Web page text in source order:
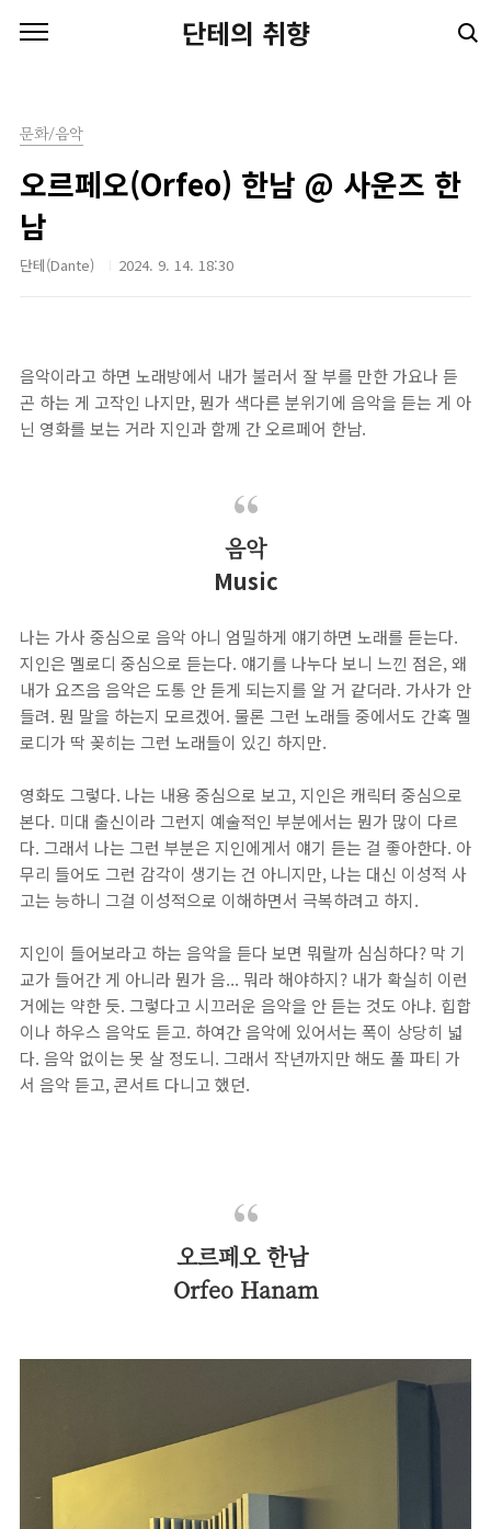
단테의 취향
문화/음악
오르페오(Orfeo) 한남 @ 사운즈 한
남
단테(Dante) 2024. 9. 14. 18:30
음악이라고 하면 노래방에서 내가 불러서 잘 부를 만한 가요나 듣
곤 하는 게 고작인 나지만, 뭔가 색다른 분위기에 음악을 듣는 게 아
닌 영화를 보는 거라 지인과 함께 간 오르페어 한남.
음악
Music
나는 가사 중심으로 음악 아니 엄밀하게 얘기하면 노래를 듣는다.
지인은 멜로디 중심으로 듣는다. 얘기를 나누다 보니 느낀 점은, 왜
내가 요즈음 음악은 도통 안 듣게 되는지를 알 거 같더라. 가사가 안
들려. 뭔 말을 하는지 모르겠어. 물론 그런 노래들 중에서도 간혹 멜
로디가 딱 꽂히는 그런 노래들이 있긴 하지만.
영화도 그렇다. 나는 내용 중심으로 보고, 지인은 캐릭터 중심으로
본다. 미대 출신이라 그런지 예술적인 부분에서는 뭔가 많이 다르
다. 그래서 나는 그런 부분은 지인에게서 얘기 듣는 걸 좋아한다. 아
무리 들어도 그런 감각이 생기는 건 아니지만, 나는 대신 이성적 사
고는 능하니 그걸 이성적으로 이해하면서 극복하려고 하지.
지인이 들어보라고 하는 음악을 듣다 보면 뭐랄까 심심하다? 막 기
교가 들어간 게 아니라 뭔가 음... 뭐라 해야하지? 내가 확실히 이런
거에는 약한 듯. 그렇다고 시끄러운 음악을 안 듣는 것도 아냐. 힙합
이나 하우스 음악도 듣고. 하여간 음악에 있어서는 폭이 상당히 넓
다. 음악 없이는 못 살 정도니. 그래서 작년까지만 해도 풀 파티 가
서 음악 듣고, 콘서트 다니고 했던.
오르페오 한남
Orfeo Hanam